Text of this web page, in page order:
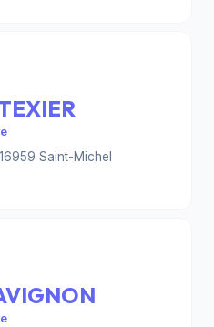
Saint-Michel